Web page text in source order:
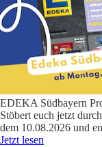
EDEKA Südbayern
Stöbert euch jetzt
dem 10.08.2026 und
Jetzt lesen